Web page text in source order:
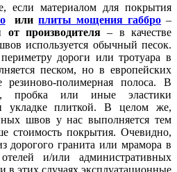
если материалом для покрытия
илиплиты мощения габбро –
от производителя – в качестве
используется обычный песок.
дороги или тротуара в
песком, но в европейских
резиново-полимерная полоса. В
пробка или иные эластики
укладке плиткой. В целом же,
швов у нас выполняется тем
стоимость покрытия. Очевидно,
дорогого гранита или мрамора в
и/или административных
в этих случаях эксплуатационные